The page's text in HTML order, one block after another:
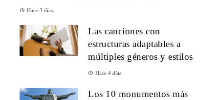
Hace 3 días
Las canciones con
estructuras adaptables a
múltiples géneros y estilos
Hace 4 días
Los 10 monumentos más